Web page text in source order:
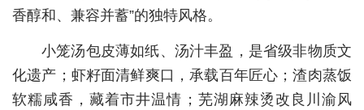
消费
创意
文化
香醇和、兼容并蓄”的独特风格。
小笼汤包皮薄如纸、汤汁丰盈，是省级非物质文
化遗产；虾籽面清鲜爽口，承载百年匠心；渣肉蒸饭
软糯咸香，藏着市井温情；芜湖麻辣烫改良川渝风